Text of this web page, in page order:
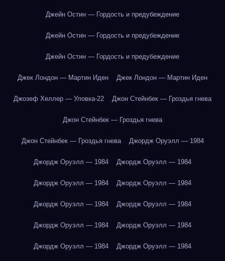
Джейн Остин — Гордость и предубеждение
Джейн Остин — Гордость и предубеждение
Джейн Остин — Гордость и предубеждение
Джек Лондон — Мартин Иден Джек Лондон — Мартин Иден
Джозеф Хеллер — Уловка-22 Джон Стейнбек — Гроздья гнева
Джон Стейнбек — Гроздья гнева
Джон Стейнбек — Гроздья гнева Джордж Оруэлл — 1984
Джордж Оруэлл — 1984 Джордж Оруэлл — 1984
Джордж Оруэлл — 1984 Джордж Оруэлл — 1984
Джордж Оруэлл — 1984 Джордж Оруэлл — 1984
Джордж Оруэлл — 1984 Джордж Оруэлл — 1984
Джордж Оруэлл — 1984 Джордж Оруэлл — 1984